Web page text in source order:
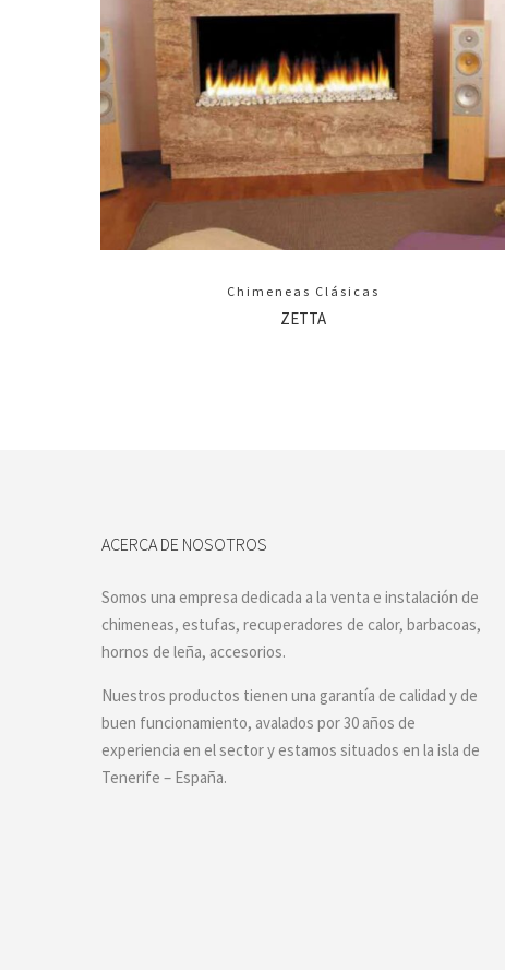
Chimeneas Clásicas
ZETTA
ACERCA DE NOSOTROS
Somos una empresa dedicada a la venta e instalación de
chimeneas, estufas, recuperadores de calor, barbacoas,
hornos de leña, accesorios.
Nuestros productos tienen una garantía de calidad y de
buen funcionamiento, avalados por 30 años de
experiencia en el sector y estamos situados en la isla de
Tenerife – España.